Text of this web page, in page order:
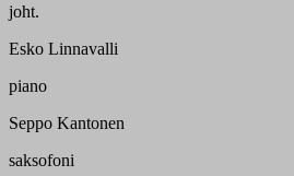
joht.
Esko Linnavalli
piano
Seppo Kantonen
saksofoni